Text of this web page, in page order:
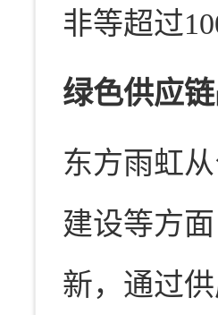
非等超过
绿色供应
东方雨虹
建设等方
新，通过